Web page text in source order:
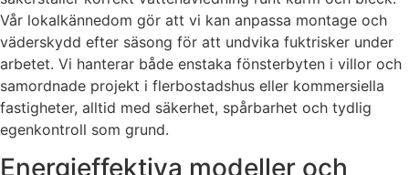
Vår lokalkännedom gör att vi kan anpassa montage och
väderskydd efter säsong för att undvika fuktrisker under
arbetet. Vi hanterar både enstaka fönsterbyten i villor och
samordnade projekt i flerbostadshus eller kommersiella
fastigheter, alltid med säkerhet, spårbarhet och tydlig
egenkontroll som grund.
Energieffektiva modeller och